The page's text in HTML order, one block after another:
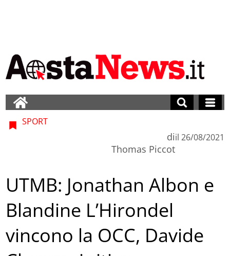
SPORT
di
Thomas Piccot
il 26/08/2021
UTMB: Jonathan Albon e
Blandine L’Hirondel
vincono la OCC, Davide